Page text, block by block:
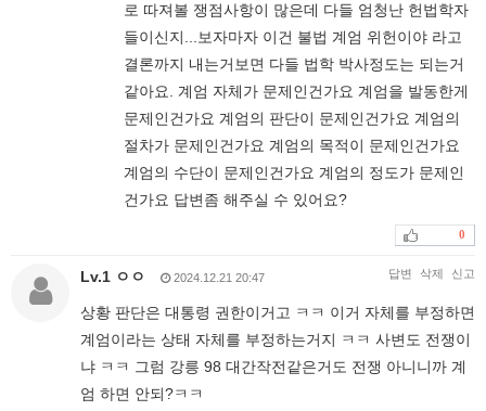
로 따져볼 쟁점사항이 많은데 다들 엄청난 헌법학자
들이신지...보자마자 이건 불법 계엄 위헌이야 라고
결론까지 내는거보면 다들 법학 박사정도는 되는거
같아요. 계엄 자체가 문제인건가요 계엄을 발동한게
문제인건가요 계엄의 판단이 문제인건가요 계엄의
절차가 문제인건가요 계엄의 목적이 문제인건가요
계엄의 수단이 문제인건가요 계엄의 정도가 문제인
건가요 답변좀 해주실 수 있어요?
0
Lv.1 ㅇㅇ 2024.12.21 20:47 답변 삭제 신고
상황 판단은 대통령 권한이거고 ㅋㅋ 이거 자체를 부정하면
계엄이라는 상태 자체를 부정하는거지 ㅋㅋ 사변도 전쟁이
냐 ㅋㅋ 그럼 강릉 98 대간작전같은거도 전쟁 아니니까 계
엄 하면 안되?ㅋㅋ